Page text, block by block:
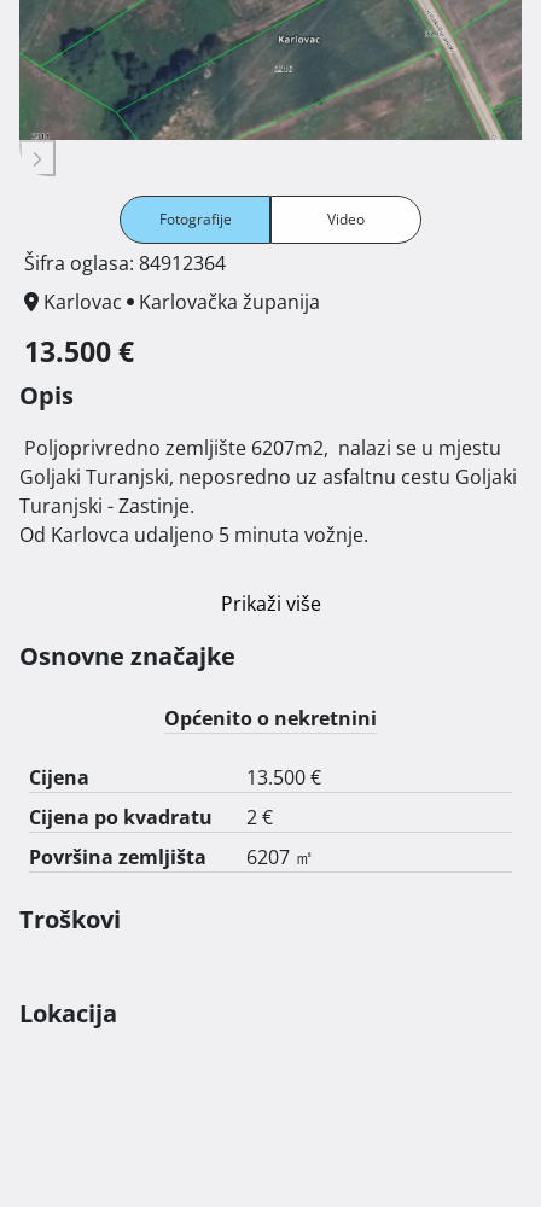
Fotografije Video
Šifra oglasa: 84912364
Karlovac
Karlovačka županija
13.500 €
Opis
Goljaki Turanjski, neposredno uz asfaltnu cestu Goljaki
Turanjski - Zastinje.
Od Karlovca udaljeno 5 minuta vožnje.
Vlasništvo 1/1. Bez tereta.
Cijena: 14.500 eura (2,3 eura/m2)
Prikaži više
Osnovne značajke
Općenito o nekretnini
Cijena
13.500 €
Cijena po kvadratu
2 €
Površina zemljišta
6207 ㎡
Troškovi
Lokacija